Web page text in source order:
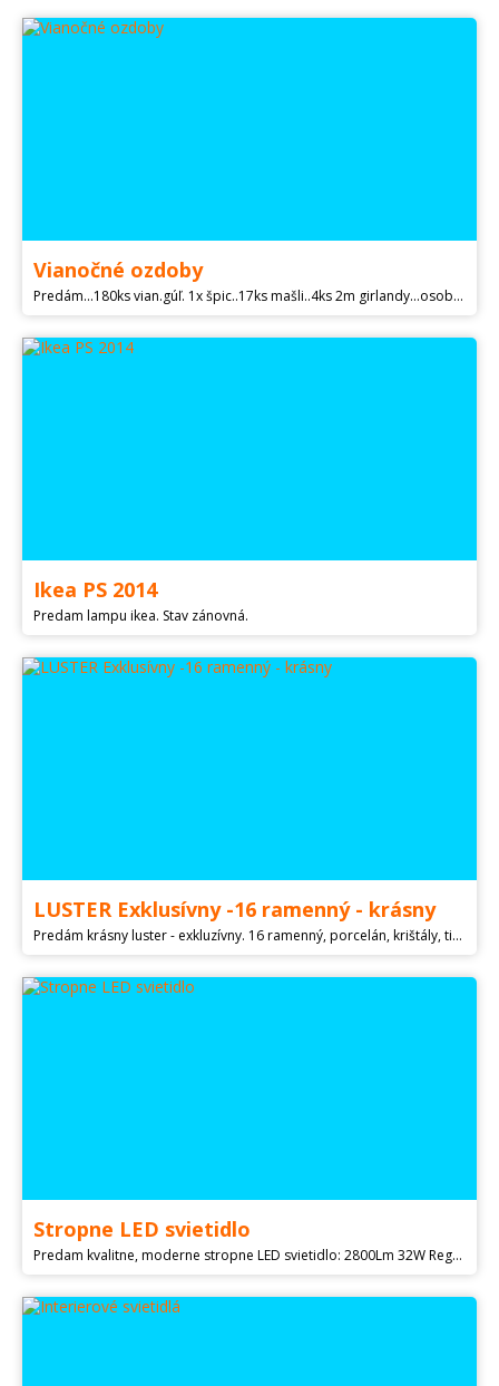
Vianočné ozdoby
Predám...180ks vian.gúľ. 1x špic..17ks mašli..4ks 2m girlandy...osobný odber..v rámci Košíc doveziem...
Ikea PS 2014
Predam lampu ikea. Stav zánovná.
LUSTER Exklusívny -16 ramenný - krásny
Predám krásny luster - exkluzívny. 16 ramenný, porcelán, krištály, tienidlá krásne brúsené zelenej farby. Rozmer cca: 100x100cm
Stropne LED svietidlo
Predam kvalitne, moderne stropne LED svietidlo: 2800Lm 32W Regulacia farby svetla od 2700K po 6500K Stmievatelne 10-100% Priemer 560mm Dialkove ovladnie Nove, nepouzite. 1Ks = 70€ 2Ks = 120€